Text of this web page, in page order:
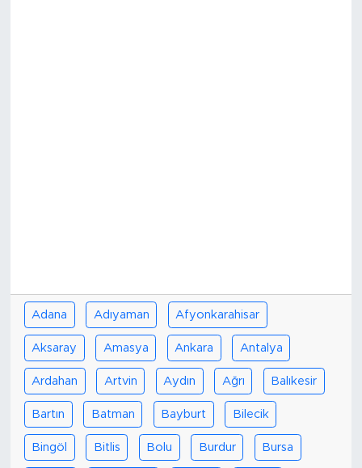
Adana Adıyaman Afyonkarahisar
Aksaray Amasya Ankara Antalya
Ardahan Artvin Aydın Ağrı Balıkesir
Bartın Batman Bayburt Bilecik
Bingöl Bitlis Bolu Burdur Bursa
Bingöl Kaza Haberleri